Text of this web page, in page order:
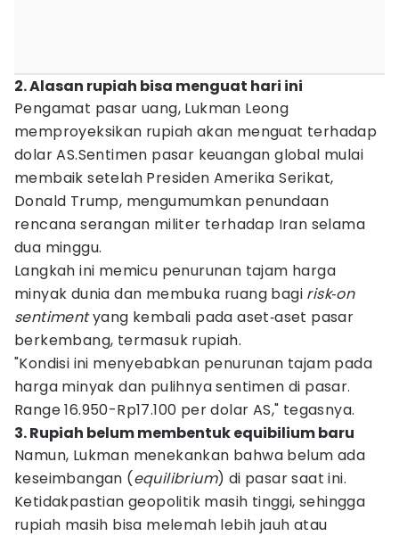
2. Alasan rupiah bisa menguat hari ini
Pengamat pasar uang, Lukman Leong
memproyeksikan rupiah akan menguat terhadap
dolar AS.Sentimen pasar keuangan global mulai
membaik setelah Presiden Amerika Serikat,
Donald Trump, mengumumkan penundaan
rencana serangan militer terhadap Iran selama
dua minggu.
Langkah ini memicu penurunan tajam harga
minyak dunia dan membuka ruang bagi risk‑on
sentimentyang kembali pada aset‑aset pasar
berkembang, termasuk rupiah.
"Kondisi ini menyebabkan penurunan tajam pada
harga minyak dan pulihnya sentimen di pasar.
Range 16.950-Rp17.100 per dolar AS," tegasnya.
3. Rupiah belum membentuk equibilium baru
Namun, Lukman menekankan bahwa belum ada
keseimbangan (equilibrium) di pasar saat ini.
Ketidakpastian geopolitik masih tinggi, sehingga
rupiah masih bisa melemah lebih jauh atau